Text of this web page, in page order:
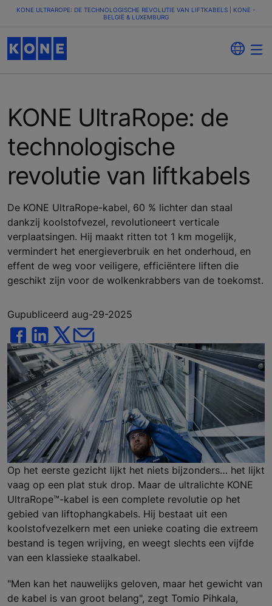
KONE ULTRAROPE: DE TECHNOLOGISCHE REVOLUTIE VAN LIFTKABELS | KONE -
BELGIË & LUXEMBURG
KONE UltraRope: de
technologische
revolutie van liftkabels
De KONE UltraRope-kabel, 60 % lichter dan staal
dankzij koolstofvezel, revolutioneert verticale
verplaatsingen. Hij maakt ritten tot 1 km mogelijk,
vermindert het energieverbruik en het onderhoud, en
effent de weg voor veiligere, efficiëntere liften die
geschikt zijn voor de wolkenkrabbers van de toekomst.
Gupubliceerd aug-29-2025
Op het eerste gezicht lijkt het niets bijzonders… het lijkt
vaag op een plat stuk drop. Maar de ultralichte KONE
UltraRope™-kabel is een complete revolutie op het
gebied van liftophangkabels. Hij bestaat uit een
koolstofvezelkern met een unieke coating die extreem
bestand is tegen wrijving, en weegt slechts een vijfde
van een klassieke staalkabel.
"Men kan het nauwelijks geloven, maar het gewicht van
de kabel is van groot belang", zegt Tomio Pihkala,